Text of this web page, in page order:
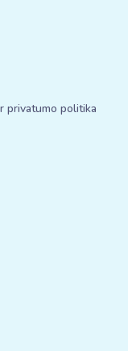
privatumo politika